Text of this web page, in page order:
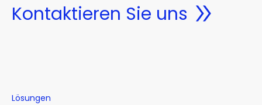
Kontaktieren Sie uns
Lösungen